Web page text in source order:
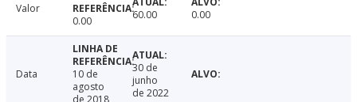
Valor
0.00
60.00 0.00
Data
10 de
agosto
de 2018
30 de
junho
de 2022